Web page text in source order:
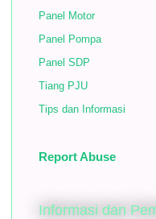
Panel Motor
Panel Pompa
Panel SDP
Tiang PJU
Tips dan Informasi
Report Abuse
Informasi dan